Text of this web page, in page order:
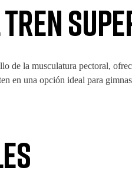
tren
de la musculatura pectoral,
en una opción ideal para